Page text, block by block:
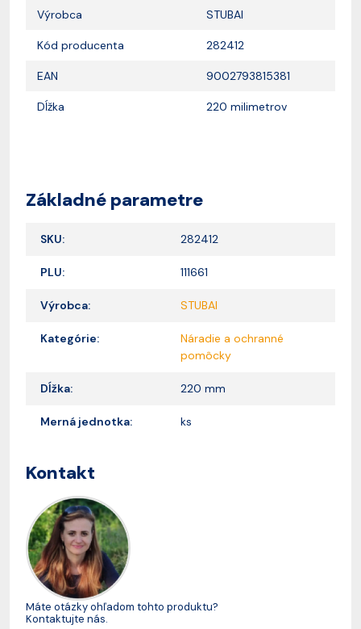
Výrobca STUBAI
Kód producenta 282412
EAN 9002793815381
Dĺžka 220 milimetrov
Základné parametre
SKU: 282412
PLU: 111661
Výrobca: STUBAI
Kategórie:
Náradie a ochranné
pomôcky
Dĺžka: 220 mm
Merná jednotka: ks
Kontakt
Máte otázky ohľadom tohto produktu?
Kontaktujte nás.